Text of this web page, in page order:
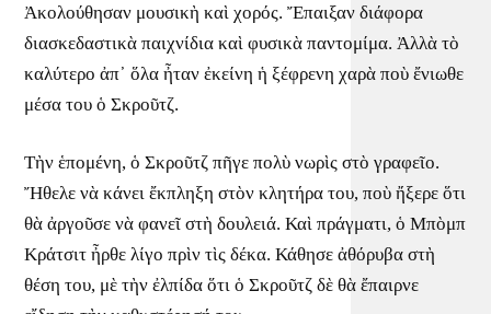
Ἀκολούθησαν μουσικὴ καὶ χορός. Ἔπαιξαν διάφορα
διασκεδαστικὰ παιχνίδια καὶ φυσικὰ παντομίμα. Ἀλλὰ τὸ
καλύτερο ἀπ᾿ ὅλα ἦταν ἐκείνη ἡ ξέφρενη χαρὰ ποὺ ἔνιωθε
μέσα του ὁ Σκροῦτζ.
Τὴν ἑπομένη, ὁ Σκροῦτζ πῆγε πολὺ νωρὶς στὸ γραφεῖο.
Ἤθελε νὰ κάνει ἔκπληξη στὸν κλητήρα του, ποὺ ἤξερε ὅτι
θὰ ἀργοῦσε νὰ φανεῖ στὴ δουλειά. Καὶ πράγματι, ὁ Μπὸμπ
Κράτσιτ ἦρθε λίγο πρὶν τὶς δέκα. Κάθησε ἀθόρυβα στὴ
θέση του, μὲ τὴν ἐλπίδα ὅτι ὁ Σκροῦτζ δὲ θὰ ἔπαιρνε